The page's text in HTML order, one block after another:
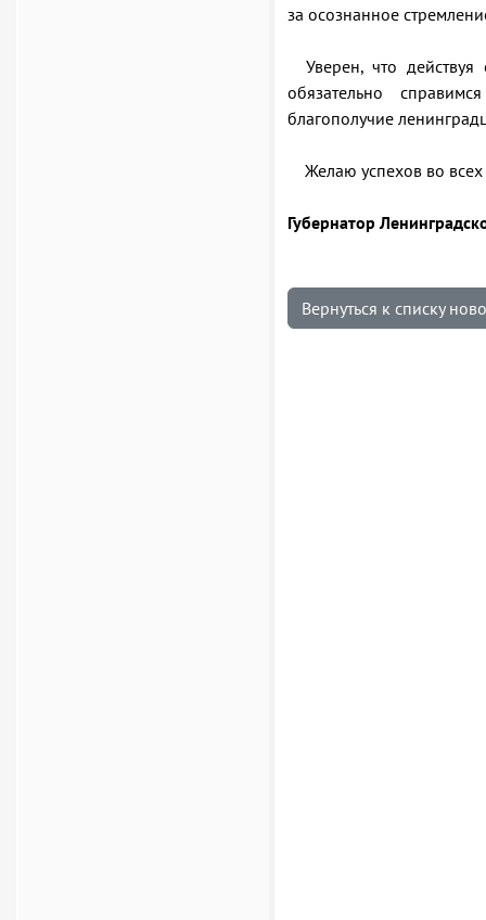
за осознанное
Уверен, что
обязательно
благополучие
Желаю успехов во
Губернатор
Вернуться к списку